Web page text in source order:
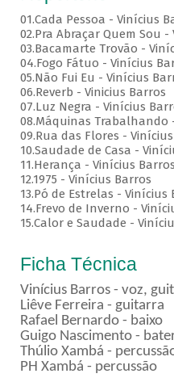
01.Cada Pessoa - Vinícius
02.Pra Abraçar Quem Sou
03.Bacamarte Trovão -
04.Fogo Fátuo - Vinícius
05.Não Fui Eu - Vinícius
06.Reverb - Vinicius Barros
07.Luz Negra - Vinícius
08.Máquinas Trabalhando
09.Rua das Flores -
10.Saudade de Casa -
11.Herança - Vinícius Barros
12.1975 - Vinícius Barros
13.Pó de Estrelas - Vinícius
14.Frevo de Inverno -
15.Calor e Saudade -
Ficha Técnica
Vinícius Barros - voz,
Liêve Ferreira - guitarra
Rafael Bernardo - baixo
Guigo Nascimento -
Thúlio Xambá -
PH Xambá - percussão